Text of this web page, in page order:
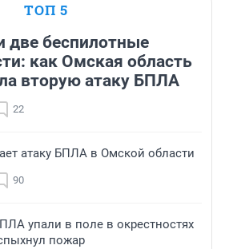
ТОП 5
две беспилотные
как Омская область
вторую атаку БПЛА
22
атаку БПЛА в Омской области
90
упали в поле в окрестностях
пожар